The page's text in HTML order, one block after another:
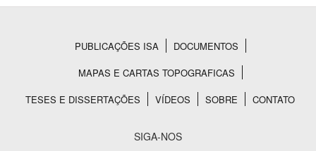
Rodapé
PUBLICAÇÕES ISA
DOCUMENTOS
MAPAS E CARTAS TOPOGRAFICAS
TESES E DISSERTAÇÕES
VÍDEOS SOBRE CONTATO
SIGA-NOS